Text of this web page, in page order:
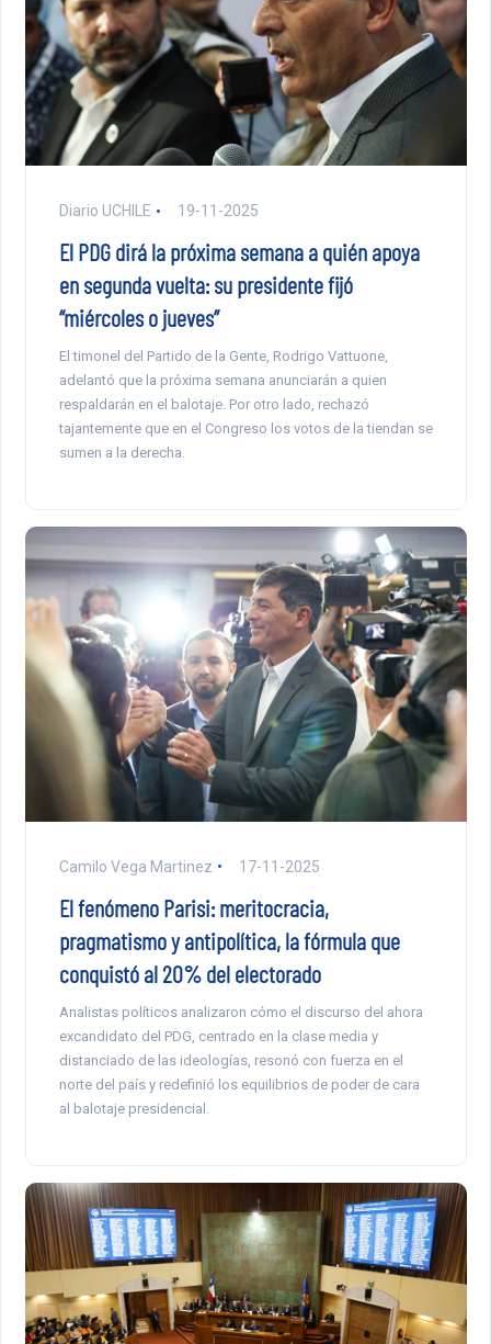
Diario UCHILE 19-11-2025
El PDG dirá la próxima semana a quién apoya
en segunda vuelta: su presidente fijó
“miércoles o jueves”
El timonel del Partido de la Gente, Rodrigo Vattuone,
adelantó que la próxima semana anunciarán a quien
respaldarán en el balotaje. Por otro lado, rechazó
tajantemente que en el Congreso los votos de la tiendan se
sumen a la derecha.
Camilo Vega Martinez 17-11-2025
El fenómeno Parisi: meritocracia,
pragmatismo y antipolítica, la fórmula que
conquistó al 20% del electorado
Analistas políticos analizaron cómo el discurso del ahora
excandidato del PDG, centrado en la clase media y
distanciado de las ideologías, resonó con fuerza en el
norte del país y redefinió los equilibrios de poder de cara
al balotaje presidencial.